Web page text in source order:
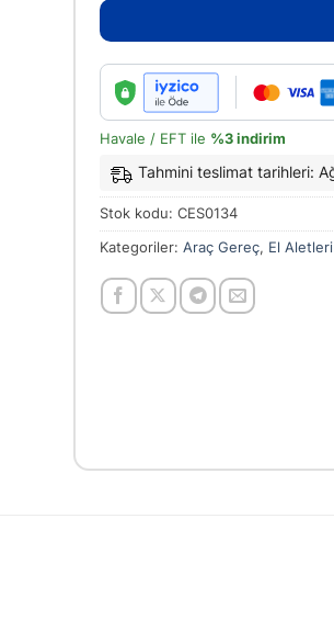
Havale / EFT ile %3 indirim
Tahmini teslimat tarihleri:
Stok kodu: CES0134
Kategoriler: Araç Gereç, El Aletleri